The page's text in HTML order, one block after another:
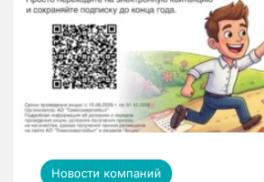
Новости компаний